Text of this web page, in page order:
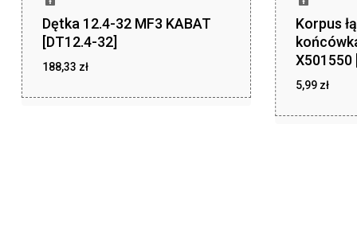
Dętka 12.4-32 MF3 KABAT
[DT12.4-32]
188,33 zł
Korpus
X501550
5,99 zł